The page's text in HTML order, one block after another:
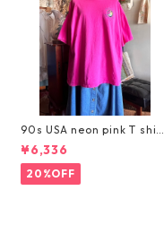
90s USA neon pink T shirt
/ボックスシルエットの太陽
刺繍ヴィンテージTシャツ
¥6,336
20%OFF